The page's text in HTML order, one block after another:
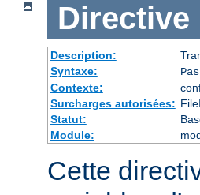
Directive
Description:
Syntaxe:
Contexte:
Surcharges autorisées:
Statut:
Module:
Cette